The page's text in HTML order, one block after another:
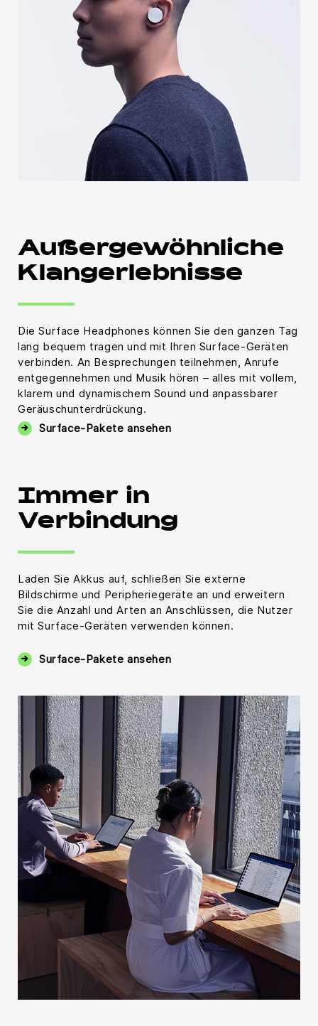
Außergewöhnliche
Klangerlebnisse
Die Surface Headphones können Sie den ganzen Tag
lang bequem tragen und mit Ihren Surface-Geräten
verbinden. An Besprechungen teilnehmen, Anrufe
entgegennehmen und Musik hören – alles mit vollem,
klarem und dynamischem Sound und anpassbarer
Geräuschunterdrückung.
Surface-Pakete ansehen
Immer in
Verbindung
Laden Sie Akkus auf, schließen Sie externe
Bildschirme und Peripheriegeräte an und erweitern
Sie die Anzahl und Arten an Anschlüssen, die Nutzer
mit Surface-Geräten verwenden können.
Surface-Pakete ansehen